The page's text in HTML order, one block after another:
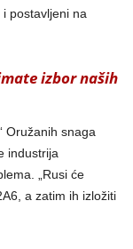
postavljeni na
izbor naših
Oružanih snaga
industrija
„Rusi će
a zatim ih izložiti